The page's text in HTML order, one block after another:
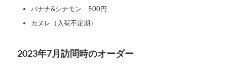
バナナ&シナモン 500円
カヌレ（入荷不定期）
2023年7月訪問時のオーダー